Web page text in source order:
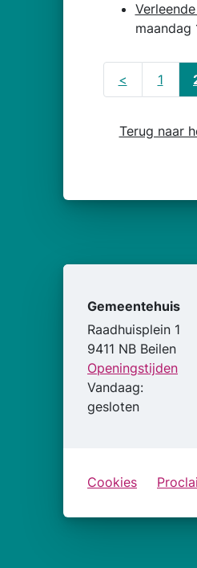
maandag
< 1
Terug naar
Gemeentehuis
Raadhuisplein 1
9411 NB Beilen
Openingstijden
Vandaag:
gesloten
Cookies